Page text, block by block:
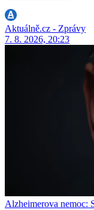
Aktuálně.cz - Zprávy
7. 8. 2026, 20:23
Alzheimerova nemoc: